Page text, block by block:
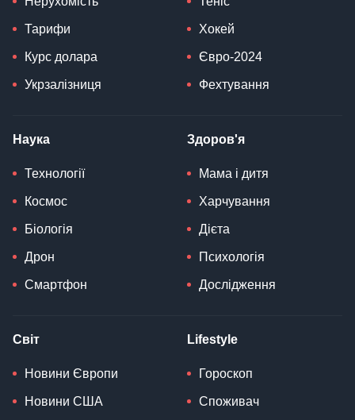
Тарифи
Курс долара
Укрзалізниця
Хокей
Євро-2024
Фехтування
Наука
Технології
Космос
Біологія
Дрон
Смартфон
Здоров'я
Мама і дитя
Харчування
Дієта
Психологія
Дослідження
Світ
Новини Європи
Новини США
Lifestyle
Гороскоп
Споживач